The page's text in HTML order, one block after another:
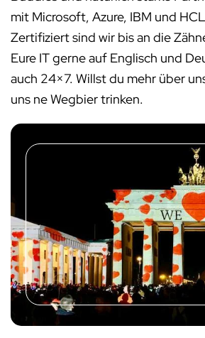
mit Microsoft, Azure, IBM und
Zertifiziert sind wir bis an die
Eure IT gerne auf Englisch und
auch 24×7. Willst du mehr über
uns ne Wegbier trinken.